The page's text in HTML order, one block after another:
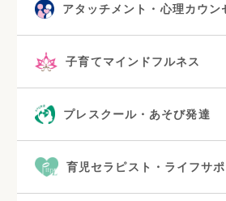
アタッチメント・心理カウン
子育てマインドフルネス
プレスクール・あそび発達
育児セラピスト・ライフサ